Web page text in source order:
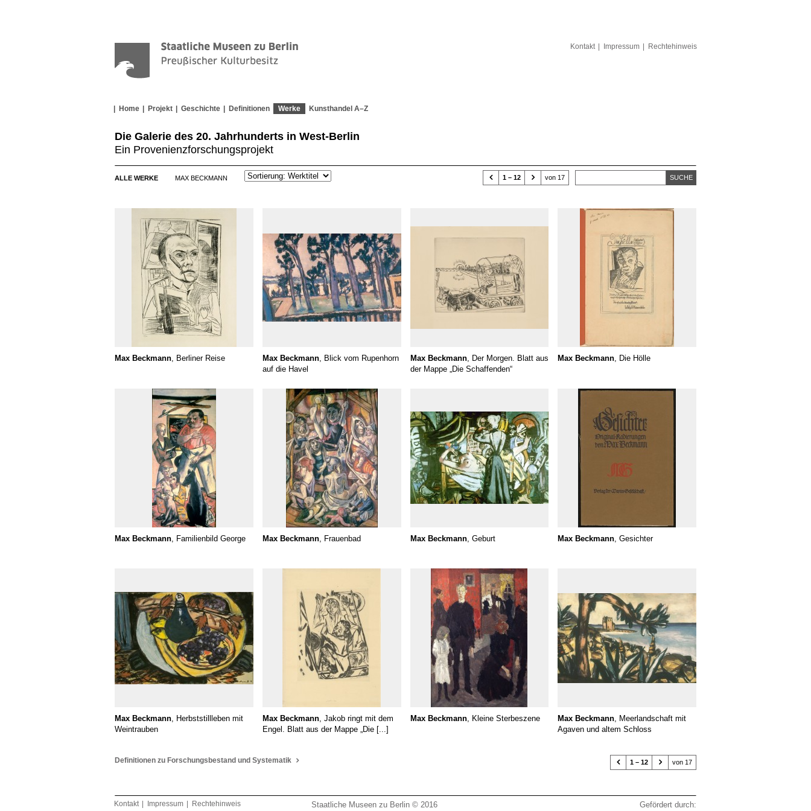
Kontakt Impressum Rechtehinweis
Home Projekt Geschichte Definitionen Werke Kunsthandel A–Z
Die Galerie des 20. Jahrhunderts in West-Berlin
Ein Provenienzforschungsprojekt
ALLE WERKE MAX BECKMANN SUCHE
 1 – 12  von 17
Max Beckmann , Berliner Reise Max Beckmann, Blick vom Rupenhorn
auf die Havel
Max Beckmann, Der Morgen. Blatt aus
der Mappe „Die Schaffenden“
Max Beckmann , Die Hölle
Max Beckmann , Familienbild George Max Beckmann, Frauenbad Max Beckmann, Geburt Max Beckmann , Gesichter
Max Beckmann, Herbststillleben mit
Weintrauben
Max Beckmann, Jakob ringt mit dem
Engel. Blatt aus der Mappe „Die [...]
Max Beckmann, Kleine Sterbeszene Max Beckmann, Meerlandschaft mit
Agaven und altem Schloss
Definitionen zu Forschungsbestand und Systematik  1 – 12  von 17
Kontakt Impressum Rechtehinweis
Staatliche Museen zu Berlin © 2016
Gefördert durch: